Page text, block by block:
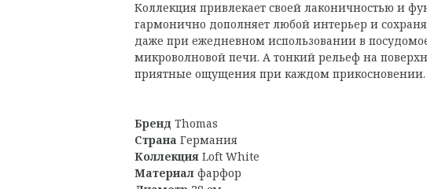
Коллекция привлекает своей лаконичностью и
гармонично дополняет любой интерьер и
даже при ежедневном использовании в
микроволновой печи. А тонкий рельеф на
приятные ощущения при каждом прикосновении.
Бренд Thomas
Страна Германия
Коллекция Loft White
Материал фарфор